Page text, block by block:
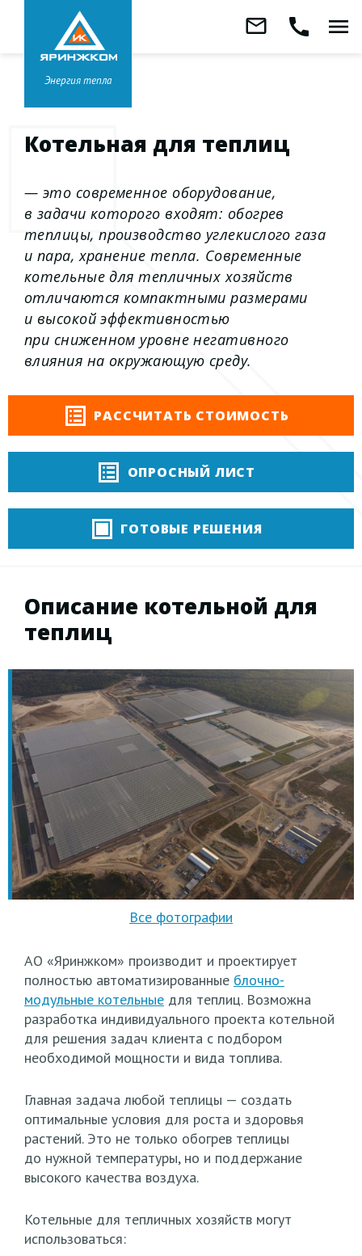
Заказать
Звонок бесплатный
8 800 333-99-01
Головной офис вЯрославле
+7 (4852) 67-96-00
Энергия тепла
mail_outline call menu
Котельная для теплиц
— это современное оборудование,
в задачи которого входят: обогрев
теплицы, производство углекислого газа
и пара, хранение тепла. Современные
котельные для тепличных хозяйств
отличаются компактными размерами
и высокой эффективностью
при сниженном уровне негативного
влияния на окружающую среду.
РАССЧИТАТЬ СТОИМОСТЬ
ОПРОСНЫЙ ЛИСТ
ГОТОВЫЕ РЕШЕНИЯ
Описание котельной для
теплиц
АО «Яринжком» производит и проектирует
полностью автоматизированные блочно-
модульные котельные для теплиц. Возможна
разработка индивидуального проекта котельной
для решения задач клиента с подбором
необходимой мощности и вида топлива.
Главная задача любой теплицы — создать
оптимальные условия для роста и здоровья
растений. Это не только обогрев теплицы
до нужной температуры, но и поддержание
высокого качества воздуха.
Котельные для тепличных хозяйств могут
использоваться: